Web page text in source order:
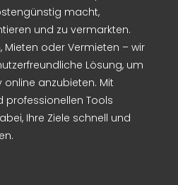
macht,
und zu vermarkten.
Mieten oder Vermieten – wir
Lösung, um
online anzubieten. Mit
professionellen Tools
Ihre Ziele schnell und